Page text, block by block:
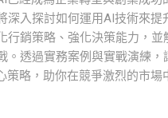
深入探討如何運用AI技術來提
行銷策略、強化決策能力，並
。透過實務案例與實戰演練，
策略，助你在競爭激烈的市場